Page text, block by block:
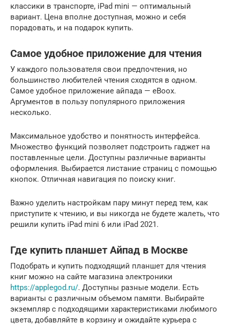
классики в транспорте, iPad mini — оптимальный
вариант. Цена вполне доступная, можно и себя
порадовать, и на подарок купить.
Самое удобное приложение для чтения
У каждого пользователя свои предпочтения, но
большинство любителей чтения сходятся в одном.
Самое удобное приложение айпада — eBoox.
Аргументов в пользу популярного приложения
несколько.
Максимальное удобство и понятность интерфейса.
Множество функций позволяет подстроить гаджет на
поставленные цели. Доступны различные варианты
оформления. Выбирается листание страниц с помощью
кнопок. Отличная навигация по поиску книг.
Важно уделить настройкам пару минут перед тем, как
приступите к чтению, и вы никогда не будете жалеть, что
решили купить iPad mini 6 или iPad 2021.
Где купить планшет Айпад в Москве
Подобрать и купить подходящий планшет для чтения
книг можно на сайте магазина электроники
https://applegod.ru/. Доступны разные модели. Есть
варианты с различным объемом памяти. Выбирайте
экземпляр с подходящими характеристиками любимого
цвета, добавляйте в корзину и ожидайте курьера с